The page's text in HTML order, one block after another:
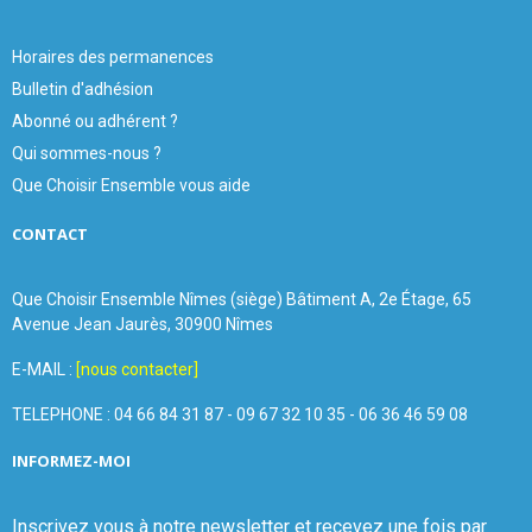
Horaires des permanences
Bulletin d'adhésion
Abonné ou adhérent ?
Qui sommes-nous ?
Que Choisir Ensemble vous aide
CONTACT
Que Choisir Ensemble Nîmes (siège) Bâtiment A, 2e Étage, 65
Avenue Jean Jaurès, 30900 Nîmes
E-MAIL : [nous contacter]
TELEPHONE : 04 66 84 31 87 - 09 67 32 10 35 - 06 36 46 59 08
INFORMEZ-MOI
Inscrivez vous à notre newsletter et recevez une fois par